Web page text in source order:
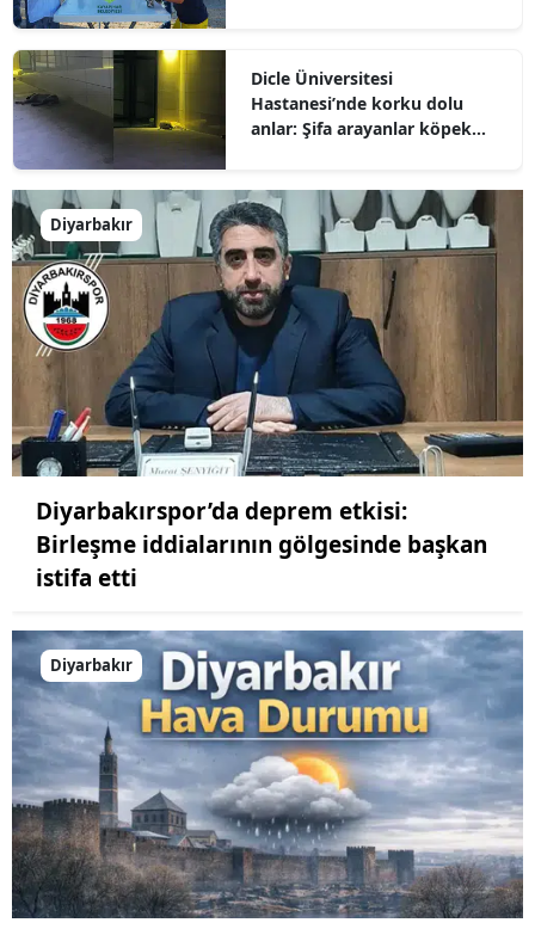
Dicle Üniversitesi
Hastanesi’nde korku dolu
anlar: Şifa arayanlar köpek
Diyarbakır
Diyarbakırspor’da deprem etkisi:
Birleşme iddialarının gölgesinde başkan
istifa etti
Diyarbakır